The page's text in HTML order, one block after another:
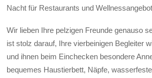
Nacht für Restaurants und
Wir lieben Ihre pelzigen Freunde genauso
ist stolz darauf, Ihre vierbeinigen Begleiter
und ihnen beim Einchecken besondere
bequemes Haustierbett, Näpfe,